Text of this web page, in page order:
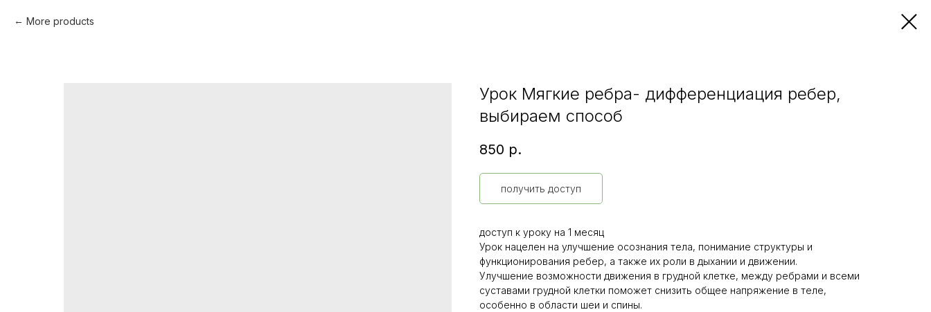
More products
Урок Мягкие ребра- дифференциация ребер,
выбираем способ
850 р.
получить доступ
доступ к уроку на 1 месяц
Урок нацелен на улучшение осознания тела, понимание структуры и
функционирования ребер, а также их роли в дыхании и движении.
Улучшение возможности движения в грудной клетке, между ребрами и всеми
суставами грудной клетки поможет снизить общее напряжение в теле,
особенно в области шеи и спины.